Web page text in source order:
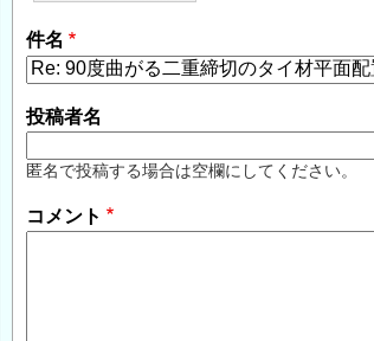
件名
投稿者名
匿名で投稿する場合は空欄にしてください。
コメント